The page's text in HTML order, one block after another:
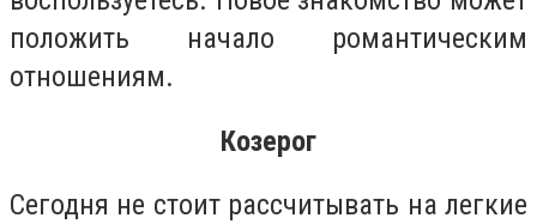
положить начало романтическим
отношениям.
Козерог
Сегодня не стоит рассчитывать на легкие